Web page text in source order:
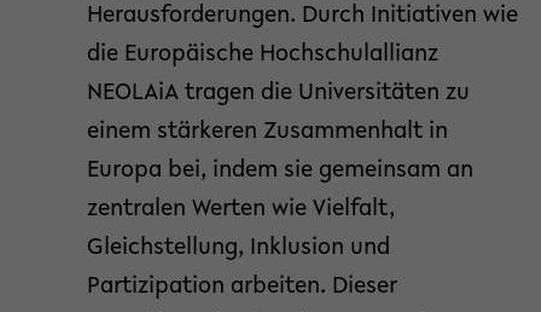
Herausforderungen. Durch Initiativen wie
die Europäische Hochschulallianz
NEOLAiA tragen die Universitäten zu
einem stärkeren Zusammenhalt in
Europa bei, indem sie gemeinsam an
zentralen Werten wie Vielfalt,
Gleichstellung, Inklusion und
Partizipation arbeiten. Dieser